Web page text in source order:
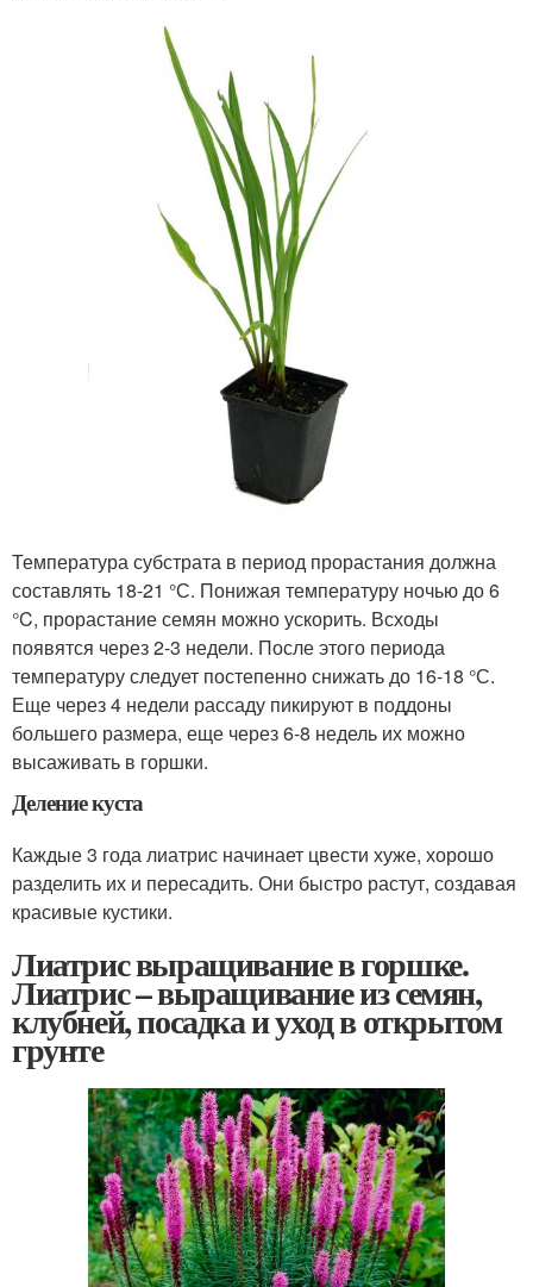
Температура субстрата в период прорастания должна
составлять 18-21 °С. Понижая температуру ночью до 6
°C, прорастание семян можно ускорить. Всходы
появятся через 2-3 недели. После этого периода
температуру следует постепенно снижать до 16-18 °С.
Еще через 4 недели рассаду пикируют в поддоны
большего размера, еще через 6-8 недель их можно
высаживать в горшки.
Деление куста
Каждые 3 года лиатрис начинает цвести хуже, хорошо
разделить их и пересадить. Они быстро растут, создавая
красивые кустики.
Лиатрис выращивание в горшке.
Лиатрис – выращивание из семян,
клубней, посадка и уход в открытом
грунте